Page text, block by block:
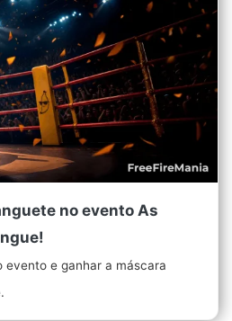
no evento As
evento e ganhar a máscara